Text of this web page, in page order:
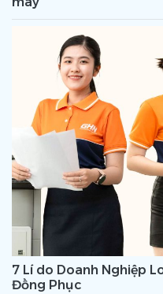
7 Lí do Doanh Nghiệp
Đồng Phục